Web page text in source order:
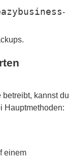
-
kannst du
Hauptmethoden:
einem